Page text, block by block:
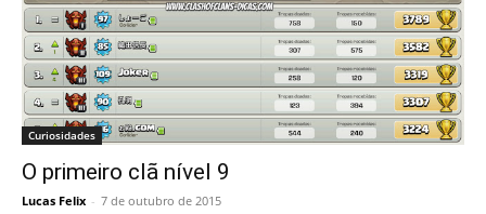
Curiosidades
O primeiro clã nível 9
Lucas Felix - 7 de outubro de 2015